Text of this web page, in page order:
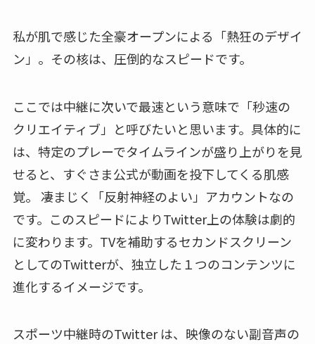
私が肌で感じた全豪オープンによる「熱狂のデザイ
ン」。その核は、圧倒的なスピードです。
ここでは中継に次いで最速という意味で「秒速の
クリエイティブ」と呼びたいと思います。具体的に
は、特定のプレーでタイムラインが盛り上がりを見
せると、すぐさま公式が動画を投下してくる肌感
覚。 凄まじく「反射神経のよい」アカウントなの
です。このスピードによりTwitter上の体験は劇的
に変わります。TVを補助するセカンドスクリーン
としてのTwitterが、独立した１つのコンテンツに
進化するイメージです。
スポーツ中継時のTwitter は、映像のない副音声の